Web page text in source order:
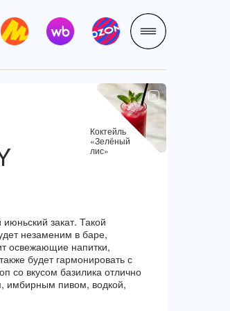
Коктейль
«Зелёный
лис»
закат. Такой
незаменим в баре,
освежающие напитки,
будет гармонировать с
со вкусом базилика отлично
имбирным пивом, водкой,